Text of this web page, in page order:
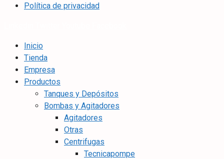
Política de privacidad
Inicio
Tienda
Empresa
Productos
Tanques y Depósitos
Bombas y Agitadores
Agitadores
Otras
Centrifugas
Tecnicapompe